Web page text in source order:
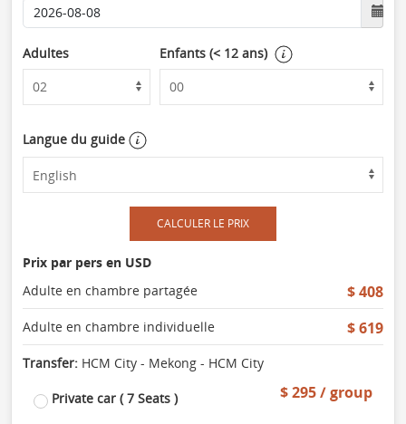
Adultes Enfants (< 12 ans)
Langue du guide
CALCULER LE PRIX
Prix par pers en USD
Adulte en chambre partagée
$ 408
Adulte en chambre individuelle $ 619
Transfer: HCM City - Mekong - HCM City
Private car ( 7 Seats ) $ 295 / group